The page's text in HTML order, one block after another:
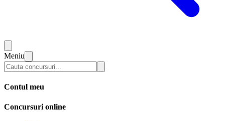
Meniu
Contul meu
Concursuri online